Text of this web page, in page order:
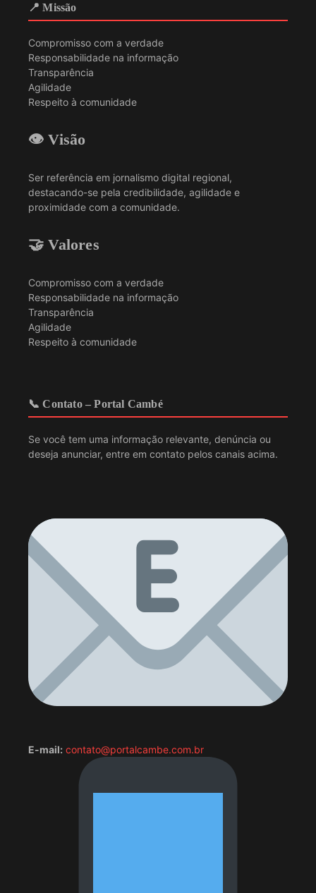
📍 Missão
Compromisso com a verdade
Responsabilidade na informação
Transparência
Agilidade
Respeito à comunidade
👁️ Visão
Ser referência em jornalismo digital regional,
destacando-se pela credibilidade, agilidade e
proximidade com a comunidade.
🤝 Valores
Compromisso com a verdade
Responsabilidade na informação
Transparência
Agilidade
Respeito à comunidade
📞 Contato – Portal Cambé
Se você tem uma informação relevante, denúncia ou
deseja anunciar, entre em contato pelos canais acima.
E-mail: contato@portalcambe.com.br